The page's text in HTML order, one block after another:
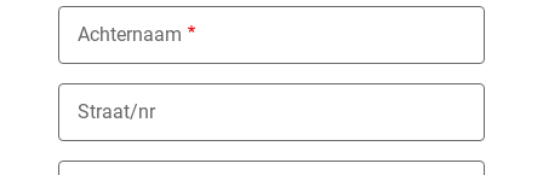
Achternaam
Straat/nr